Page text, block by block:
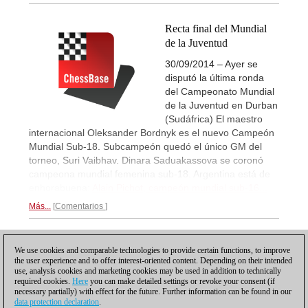
Recta final del Mundial
de la Juventud
30/09/2014 – Ayer se
disputó la última ronda
del Campeonato Mundial
de la Juventud en Durban
(Sudáfrica) El maestro
internacional Oleksander Bordnyk es el nuevo Campeón
Mundial Sub-18. Subcampeón quedó el único GM del
torneo, Suri Vaibhav. Dinara Saduakassova se coronó
campeona mundial femenina sub-18. Argentina está de
Más... Comentarios
We use cookies and comparable technologies to provide certain functions, to improve
the user experience and to offer interest-oriented content. Depending on their intended
use, analysis cookies and marketing cookies may be used in addition to technically
required cookies. Here you can make detailed settings or revoke your consent (if
necessary partially) with effect for the future. Further information can be found in our
data protection declaration.